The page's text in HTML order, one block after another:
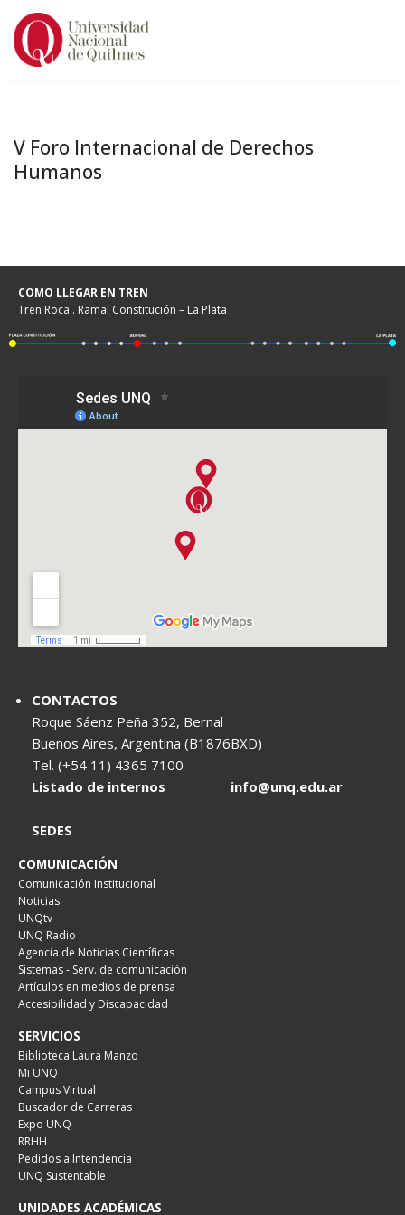
Ir
V Foro Internacional de Derechos
Humanos
COMO LLEGAR EN TREN
Tren Roca . Ramal Constitución – La Plata
CONTACTOS
Roque Sáenz Peña 352, Bernal
Buenos Aires, Argentina (B1876BXD)
Tel. (+54 11) 4365 7100
Listado de internos
info@unq.edu.ar
SEDES
COMUNICACIÓN
Comunicación Institucional
Noticias
UNQtv
UNQ Radio
Agencia de Noticias Científicas
Sistemas - Serv. de comunicación
Artículos en medios de prensa
Accesibilidad y Discapacidad
SERVICIOS
Biblioteca Laura Manzo
Mi UNQ
Campus Virtual
Buscador de Carreras
Expo UNQ
RRHH
Pedidos a Intendencia
UNQ Sustentable
UNIDADES ACADÉMICAS